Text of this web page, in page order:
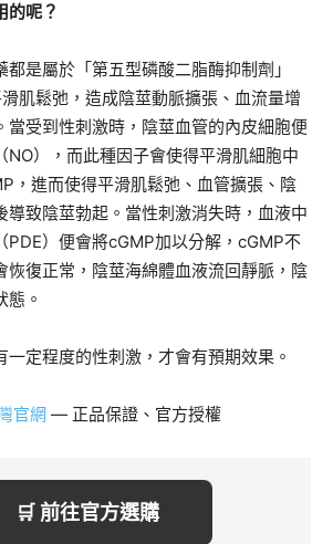
的呢？
是屬於「第五型磷酸二脂酶抑制劑」
滑肌鬆弛，造成陰莖動脈擴張、血流量增
當受到性刺激時，陰莖血管的內皮細胞便
NO），而此種因子會使得平滑肌細胞中
，進而使得平滑肌鬆弛、血管擴張、陰
導致陰莖勃起。當性刺激消失時，血液中
PDE）便會將cGMP加以分解，cGMP不
恢復正常，陰莖海綿體血液流回靜脈，陰
態。
一定程度的性刺激，才會有預期效果。
官網 — 正品保證、官方授權
🛒 前往官方選購